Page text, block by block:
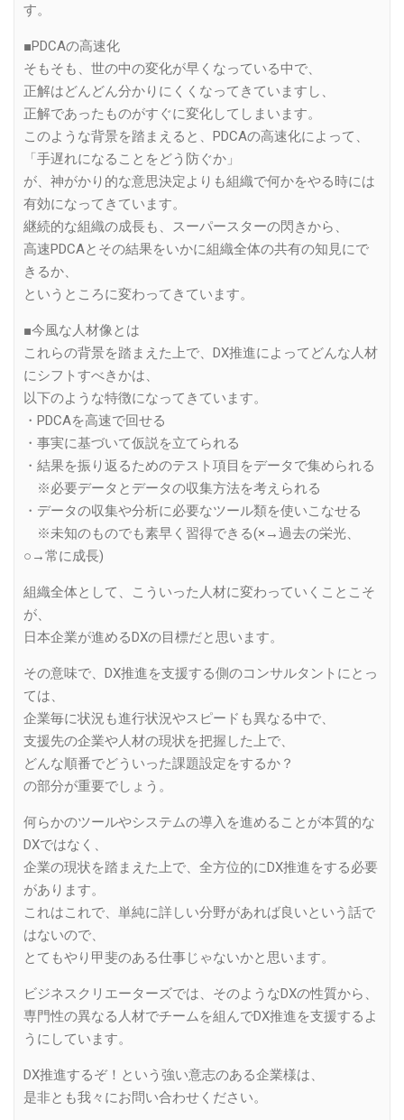
す。
■PDCAの高速化
そもそも、世の中の変化が早くなっている中で、
正解はどんどん分かりにくくなってきていますし、
正解であったものがすぐに変化してしまいます。
このような背景を踏まえると、PDCAの高速化によって、
「手遅れになることをどう防ぐか」
が、神がかり的な意思決定よりも組織で何かをやる時には
有効になってきています。
継続的な組織の成長も、スーパースターの閃きから、
高速PDCAとその結果をいかに組織全体の共有の知見にで
きるか、
というところに変わってきています。
■今風な人材像とは
これらの背景を踏まえた上で、DX推進によってどんな人材
にシフトすべきかは、
以下のような特徴になってきています。
・PDCAを高速で回せる
・事実に基づいて仮説を立てられる
・結果を振り返るためのテスト項目をデータで集められる
※必要データとデータの収集方法を考えられる
・データの収集や分析に必要なツール類を使いこなせる
※未知のものでも素早く習得できる(×→過去の栄光、
○→常に成長)
組織全体として、こういった人材に変わっていくことこそ
が、
日本企業が進めるDXの目標だと思います。
その意味で、DX推進を支援する側のコンサルタントにとっ
ては、
企業毎に状況も進行状況やスピードも異なる中で、
支援先の企業や人材の現状を把握した上で、
どんな順番でどういった課題設定をするか？
の部分が重要でしょう。
何らかのツールやシステムの導入を進めることが本質的な
DXではなく、
企業の現状を踏まえた上で、全方位的にDX推進をする必要
があります。
これはこれで、単純に詳しい分野があれば良いという話で
はないので、
とてもやり甲斐のある仕事じゃないかと思います。
ビジネスクリエーターズでは、そのようなDXの性質から、
専門性の異なる人材でチームを組んでDX推進を支援するよ
うにしています。
DX推進するぞ！という強い意志のある企業様は、
是非とも我々にお問い合わせください。